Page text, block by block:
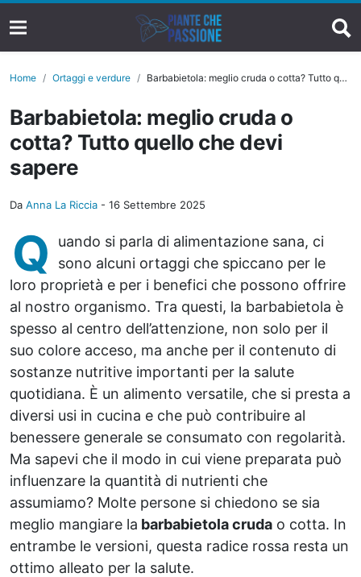
Home Ortaggi e verdure Barbabietola: meglio cruda o cotta? Tutto quello che devi sapere
Barbabietola: meglio cruda o
cotta? Tutto quello che devi
sapere
Da Anna La Riccia - 16 Settembre 2025
Q
uando si parla di alimentazione sana, ci
sono alcuni ortaggi che spiccano per le
loro proprietà e per i benefici che possono offrire
al nostro organismo. Tra questi, la barbabietola è
spesso al centro dell’attenzione, non solo per il
suo colore acceso, ma anche per il contenuto di
sostanze nutritive importanti per la salute
quotidiana. È un alimento versatile, che si presta a
diversi usi in cucina e che può contribuire al
benessere generale se consumato con regolarità.
Ma sapevi che il modo in cui viene preparata può
influenzare la quantità di nutrienti che
assumiamo? Molte persone si chiedono se sia
meglio mangiare la barbabietola cruda o cotta. In
entrambe le versioni, questa radice rossa resta un
ottimo alleato per la salute.